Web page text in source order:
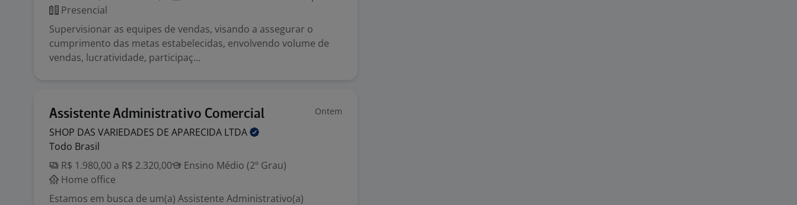
Presencial
Supervisionar as equipes de vendas, visando a assegurar o
cumprimento das metas estabelecidas, envolvendo volume de
vendas, lucratividade, participaç...
Assistente Administrativo Comercial Ontem
SHOP DAS VARIEDADES DE APARECIDA LTDA
Todo Brasil
R$ 1.980,00 a R$ 2.320,00
Ensino Médio (2º Grau)
Home office
Estamos em busca de um(a) Assistente Administrativo(a)